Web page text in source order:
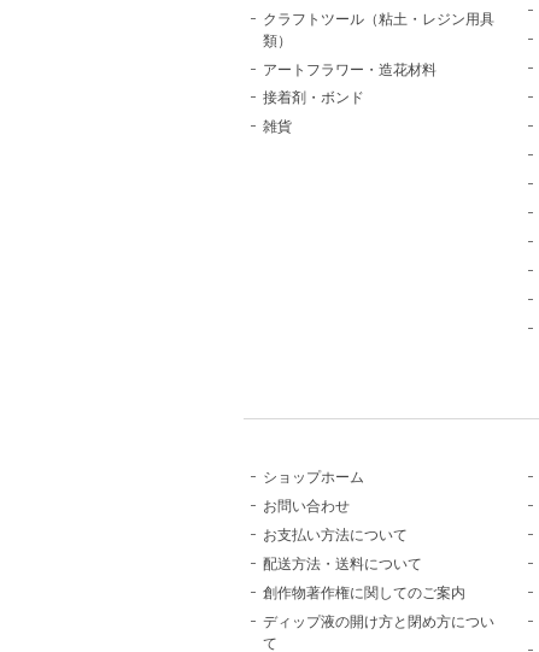
クラフトツール（粘土・レジン用具
類）
アートフラワー・造花材料
接着剤・ボンド
雑貨
ショップホーム
お問い合わせ
お支払い方法について
配送方法・送料について
創作物著作権に関してのご案内
ディップ液の開け方と閉め方につい
て